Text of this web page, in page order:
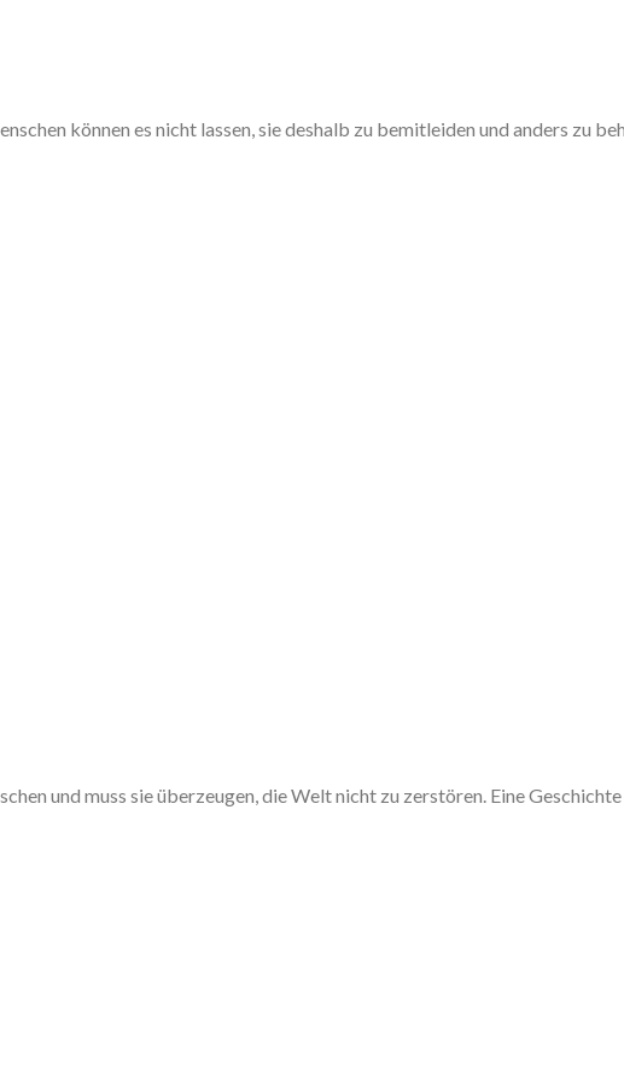
können es nicht lassen, sie deshalb zu bemitleiden und anders zu
und muss sie überzeugen, die Welt nicht zu zerstören. Eine Geschichte